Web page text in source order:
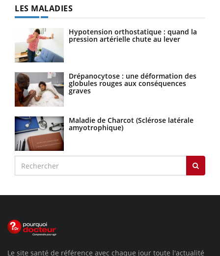
LES MALADIES
Hypotension orthostatique : quand la
pression artérielle chute au lever
Drépanocytose : une déformation des
globules rouges aux conséquences
graves
Maladie de Charcot (Sclérose latérale
amyotrophique)
Le site santé de référence avec chaque jour toute l'actualité